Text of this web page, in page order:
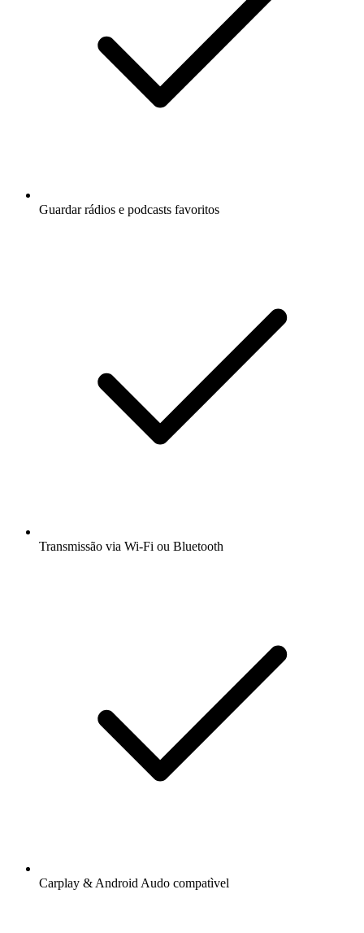
Guardar rádios e podcasts favoritos
Transmissão via Wi-Fi ou Bluetooth
Carplay & Android Audo compatìvel